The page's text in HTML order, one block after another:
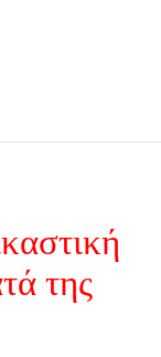
της